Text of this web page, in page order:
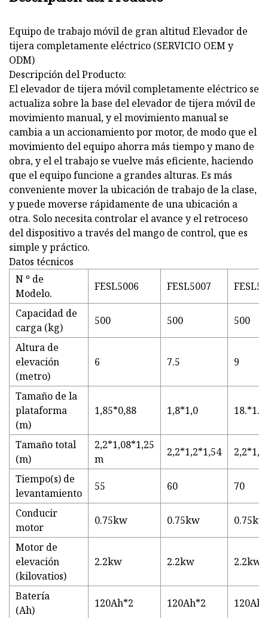
Equipo de trabajo móvil de gran altitud Elevador de
tijera completamente eléctrico (SERVICIO OEM y
ODM)
Descripción del Producto:
El elevador de tijera móvil completamente eléctrico se
actualiza sobre la base del elevador de tijera móvil de
movimiento manual, y el movimiento manual se
cambia a un accionamiento por motor, de modo que el
movimiento del equipo ahorra más tiempo y mano de
obra, y el el trabajo se vuelve más eficiente, haciendo
que el equipo funcione a grandes alturas. Es más
conveniente mover la ubicación de trabajo de la clase,
y puede moverse rápidamente de una ubicación a
otra. Solo necesita controlar el avance y el retroceso
del dispositivo a través del mango de control, que es
simple y práctico.
Datos técnicos
N º de
Modelo.
FESL5006 FESL5007
Capacidad de
carga (kg)
500 500 500
Altura de
elevación
(metro)
6 7.5 9
Tamaño de la
plataforma
(m)
1,85*0,88 1,8*1,0 18.*1.0
Tamaño total
(m)
2,2*1,08*1,25
m
2,2*1,2*1,54
Tiempo(s) de
levantamiento
55 60 70
Conducir
motor
0.75kw 0.75kw 0.75kw
Motor de
elevación
(kilovatios)
2.2kw 2.2kw 2.2kw
Batería
(Ah)
120Ah*2 120Ah*2